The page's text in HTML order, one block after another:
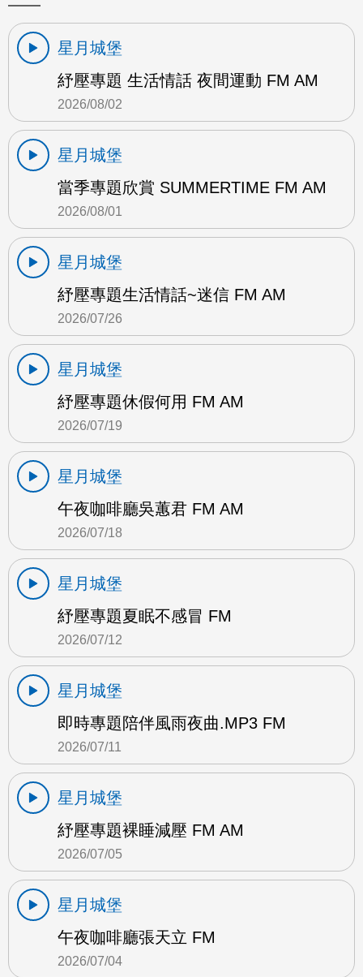
星月城堡
紓壓專題 生活情話 夜間運動 FM AM
2026/08/02
星月城堡
當季專題欣賞 SUMMERTIME FM AM
2026/08/01
星月城堡
紓壓專題生活情話~迷信 FM AM
2026/07/26
星月城堡
紓壓專題休假何用 FM AM
2026/07/19
星月城堡
午夜咖啡廳吳蕙君 FM AM
2026/07/18
星月城堡
紓壓專題夏眠不感冒 FM
2026/07/12
星月城堡
即時專題陪伴風雨夜曲.MP3 FM
2026/07/11
星月城堡
紓壓專題裸睡減壓 FM AM
2026/07/05
星月城堡
午夜咖啡廳張天立 FM
2026/07/04